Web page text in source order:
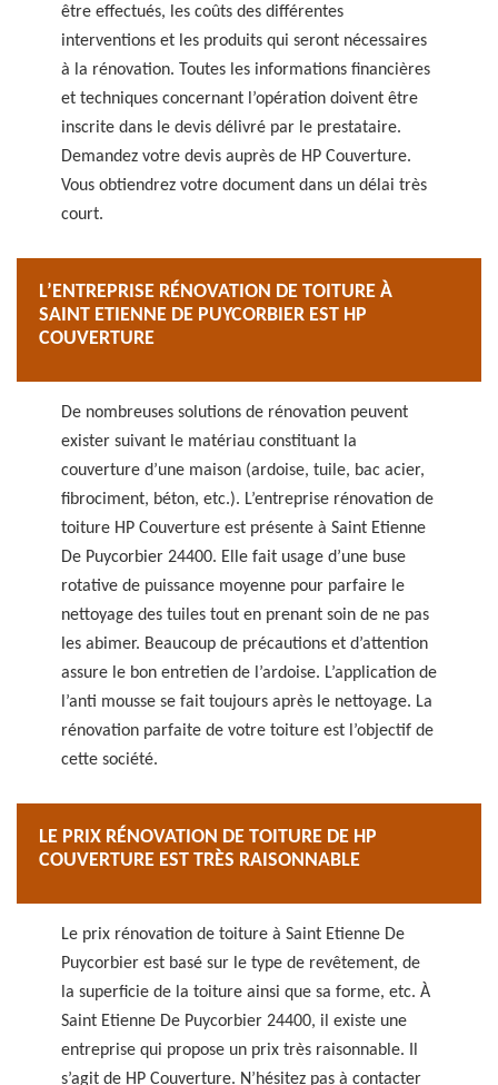
être effectués, les coûts des différentes
interventions et les produits qui seront nécessaires
à la rénovation. Toutes les informations financières
et techniques concernant l’opération doivent être
inscrite dans le devis délivré par le prestataire.
Demandez votre devis auprès de HP Couverture.
Vous obtiendrez votre document dans un délai très
court.
L’ENTREPRISE RÉNOVATION DE TOITURE À
SAINT ETIENNE DE PUYCORBIER EST HP
COUVERTURE
De nombreuses solutions de rénovation peuvent
exister suivant le matériau constituant la
couverture d’une maison (ardoise, tuile, bac acier,
fibrociment, béton, etc.). L’entreprise rénovation de
toiture HP Couverture est présente à Saint Etienne
De Puycorbier 24400. Elle fait usage d’une buse
rotative de puissance moyenne pour parfaire le
nettoyage des tuiles tout en prenant soin de ne pas
les abimer. Beaucoup de précautions et d’attention
assure le bon entretien de l’ardoise. L’application de
l’anti mousse se fait toujours après le nettoyage. La
rénovation parfaite de votre toiture est l’objectif de
cette société.
LE PRIX RÉNOVATION DE TOITURE DE HP
COUVERTURE EST TRÈS RAISONNABLE
Le prix rénovation de toiture à Saint Etienne De
Puycorbier est basé sur le type de revêtement, de
la superficie de la toiture ainsi que sa forme, etc. À
Saint Etienne De Puycorbier 24400, il existe une
entreprise qui propose un prix très raisonnable. Il
s’agit de HP Couverture. N’hésitez pas à contacter